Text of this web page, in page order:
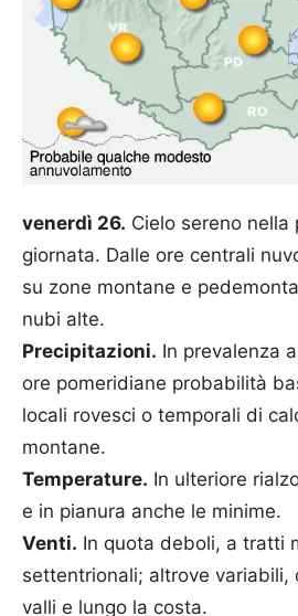
venerdì 26. Cielo sereno nella
giornata. Dalle ore centrali
su zone montane e
nubi alte.
Precipitazioni. In prevalenza
ore pomeridiane probabilità
locali rovesci o temporali di
montane.
Temperature. In ulteriore
e in pianura anche le minime.
Venti. In quota deboli, a tratti
settentrionali; altrove variabili,
valli e lungo la costa.